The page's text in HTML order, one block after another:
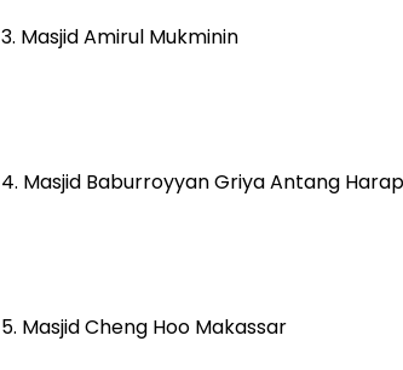
3. Masjid Amirul Mukminin
4. Masjid Baburroyyan Griya Antang
5. Masjid Cheng Hoo Makassar